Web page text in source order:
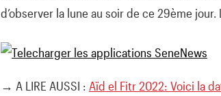
d’observer la lune au soir de ce 29ème
→ A LIRE AUSSI : Aïd el Fitr 2022: Voici la